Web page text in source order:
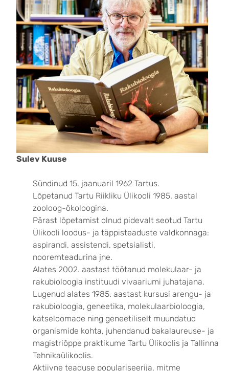
Sulev Kuuse
Sündinud 15. jaanuaril 1962 Tartus.
Lõpetanud Tartu Riikliku Ülikooli 1985. aastal
zooloog-ökoloogina.
Pärast lõpetamist olnud pidevalt seotud Tartu
Ülikooli loodus- ja täppisteaduste valdkonnaga:
aspirandi, assistendi, spetsialisti,
nooremteadurina jne.
Alates 2002. aastast töötanud molekulaar- ja
rakubioloogia instituudi vivaariumi juhatajana.
Lugenud alates 1985. aastast kursusi arengu- ja
rakubioloogia, geneetika, molekulaarbioloogia,
katseloomade ning geneetiliselt muundatud
organismide kohta, juhendanud bakalaureuse- ja
magistriõppe praktikume Tartu Ülikoolis ja Tallinna
Tehnikaülikoolis.
Aktiivne teaduse populariseerija, mitme